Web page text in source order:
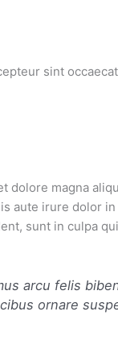
sint
dolore magna
aute irure dolor
sunt in culpa
arcu felis
ornare